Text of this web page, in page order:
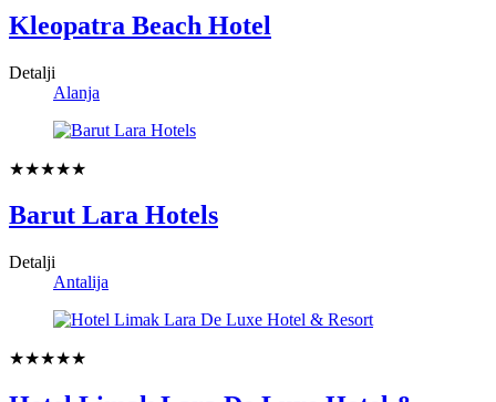
Kleopatra Beach Hotel
Detalji
Alanja
★★★★★
Barut Lara Hotels
Detalji
Antalija
★★★★★